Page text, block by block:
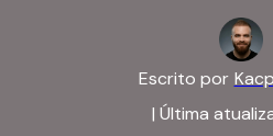
Escrito por
| Última